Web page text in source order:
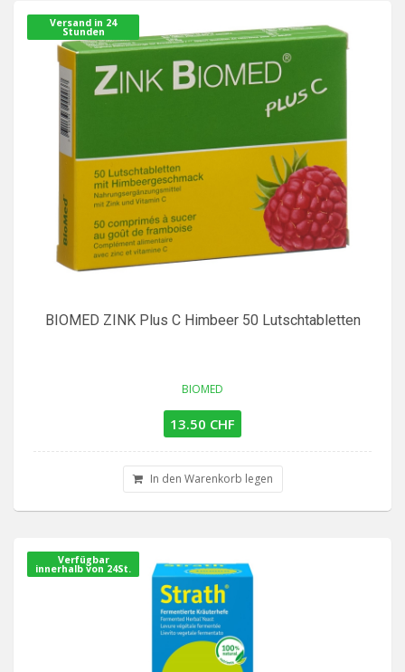
Versand in 24
Stunden
BIOMED ZINK Plus C Himbeer 50 Lutschtabletten
BIOMED
13.50 CHF
In den Warenkorb legen
Verfügbar
innerhalb von 24St.